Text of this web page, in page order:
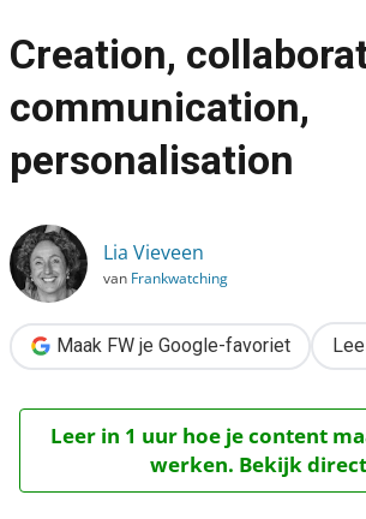
›
Alle artikelen
Creation, collaboration, communication,
Creation,
communication,
personalisation
Lia Vieveen
van Frankwatching
Maak FW je Google-favoriet
Leer in 1 uur hoe je content
werken. Bekijk direct